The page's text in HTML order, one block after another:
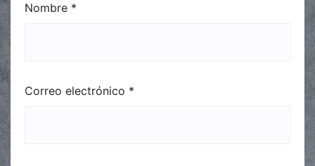
Nombre *
Correo electrónico *